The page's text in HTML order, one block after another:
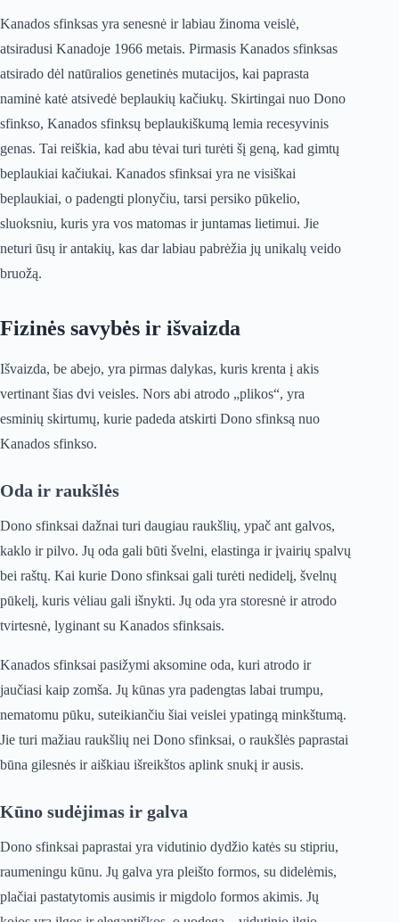
Kanados sfinksas yra senesnė ir labiau žinoma veislė,
atsiradusi Kanadoje 1966 metais. Pirmasis Kanados sfinksas
atsirado dėl natūralios genetinės mutacijos, kai paprasta
naminė katė atsivedė beplaukių kačiukų. Skirtingai nuo Dono
sfinkso, Kanados sfinksų beplaukiškumą lemia recesyvinis
genas. Tai reiškia, kad abu tėvai turi turėti šį geną, kad gimtų
beplaukiai kačiukai. Kanados sfinksai yra ne visiškai
beplaukiai, o padengti plonyčiu, tarsi persiko pūkelio,
sluoksniu, kuris yra vos matomas ir juntamas lietimui. Jie
neturi ūsų ir antakių, kas dar labiau pabrėžia jų unikalų veido
bruožą.
Fizinės savybės ir išvaizda
Išvaizda, be abejo, yra pirmas dalykas, kuris krenta į akis
vertinant šias dvi veisles. Nors abi atrodo „plikos“, yra
esminių skirtumų, kurie padeda atskirti Dono sfinksą nuo
Kanados sfinkso.
Oda ir raukšlės
Dono sfinksai dažnai turi daugiau raukšlių, ypač ant galvos,
kaklo ir pilvo. Jų oda gali būti švelni, elastinga ir įvairių spalvų
bei raštų. Kai kurie Dono sfinksai gali turėti nedidelį, švelnų
pūkelį, kuris vėliau gali išnykti. Jų oda yra storesnė ir atrodo
tvirtesnė, lyginant su Kanados sfinksais.
Kanados sfinksai pasižymi aksomine oda, kuri atrodo ir
jaučiasi kaip zomša. Jų kūnas yra padengtas labai trumpu,
nematomu pūku, suteikiančiu šiai veislei ypatingą minkštumą.
Jie turi mažiau raukšlių nei Dono sfinksai, o raukšlės paprastai
būna gilesnės ir aiškiau išreikštos aplink snukį ir ausis.
Kūno sudėjimas ir galva
Dono sfinksai paprastai yra vidutinio dydžio katės su stipriu,
raumeningu kūnu. Jų galva yra pleišto formos, su didelėmis,
plačiai pastatytomis ausimis ir migdolo formos akimis. Jų